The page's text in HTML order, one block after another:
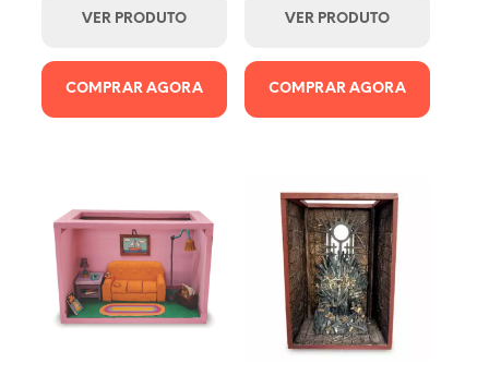
original
R$119,90.
R$109,90.
VER PRODUTO
COMPRAR AGORA
original
R$139,90.
VER PRODUTO
COMPRAR AGORA